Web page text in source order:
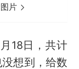
片
18日，共计
想到，给数